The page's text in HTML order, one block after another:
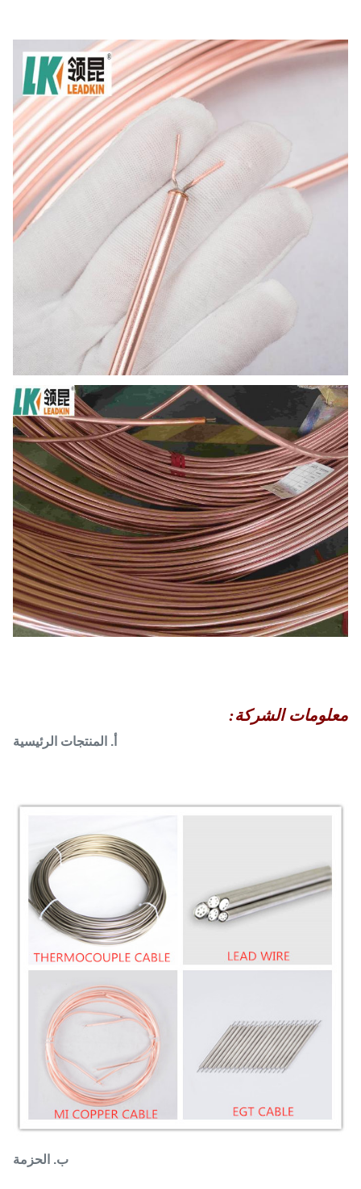
معلومات الشركة:
أ. المنتجات الرئيسية
ب. الحزمة